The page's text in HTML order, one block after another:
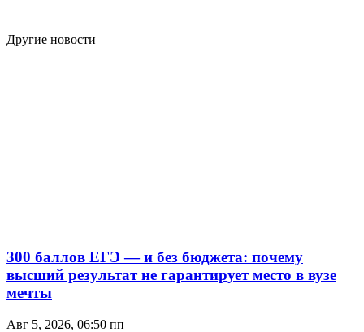
Другие новости
300 баллов ЕГЭ — и без бюджета: почему
высший результат не гарантирует место в вузе
мечты
Авг 5, 2026, 06:50 пп